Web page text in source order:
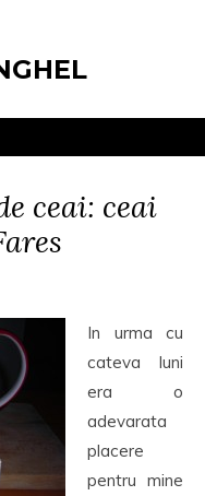
ceai: ceai
In urma cu
cateva luni
era o
adevarata
placere
pentru mine